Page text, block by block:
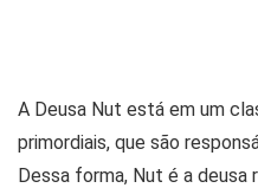
A Deusa Nut está em um
primordiais, que são
Dessa forma, Nut é a deusa